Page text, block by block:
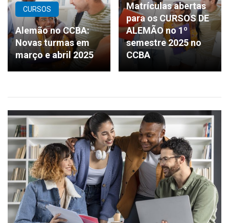
CURSOS
Alemão no CCBA:
Novas turmas em
março e abril 2025
Matrículas abertas
para os CURSOS DE
ALEMÃO no 1º
semestre 2025 no
CCBA